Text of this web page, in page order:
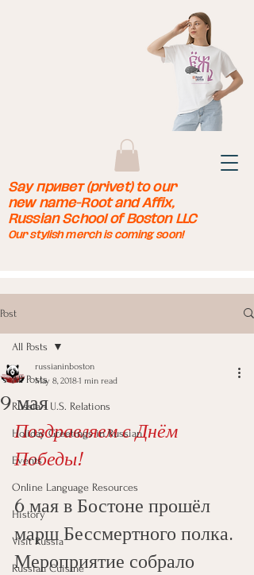
Say привет (privet) to our
new name-Root and Affix,
Russian School of Boston LLC
Our stylish merch is coming soon!
Post
All Posts
Russia - U.S. Relations
Holiday Greetings in Russian
Events
Online Language Resources
History
Visit Russia
Russian Cuisine
All Posts
9 мая
russianinboston
May 8, 20181 min read
Поздравляем с Днём
Победы!
6 мая в Бостоне прошёл
марш Бессмертного полка.
Мероприятие собрало